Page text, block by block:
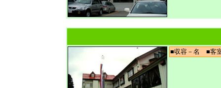
■収容－名 ■客